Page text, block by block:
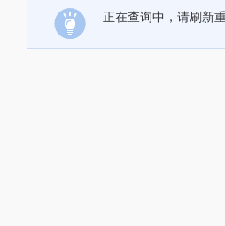
正在查询中，请刷新